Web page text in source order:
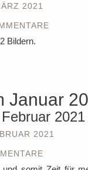
2021
Bildern.
2021
2021